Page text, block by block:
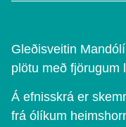
Gleðisveitin
plötu með fjörugum
Á efnisskrá er
frá ólíkum